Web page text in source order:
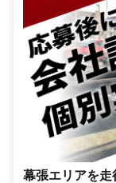
幕張エリアを